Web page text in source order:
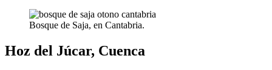
Bosque de Saja, en Cantabria.
Hoz del Júcar, Cuenca